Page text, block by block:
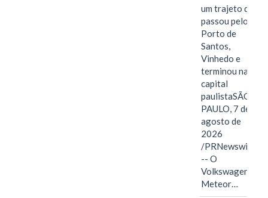
um trajeto que
passou pelo
Porto de
Santos,
Vinhedo e
terminou na
capital
paulistaSÃO
PAULO, 7 de
agosto de
2026
/PRNewswire/
-- O
Volkswagen
Meteor…